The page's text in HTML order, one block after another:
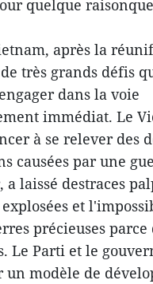
quelque
après la
très grands défis
dans la voie
immédiat. Le
à se relever des
causées par une
a laissé destraces
et
précieuses parce
Le Parti et le
un modèle de